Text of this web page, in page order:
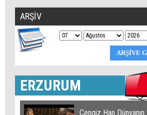
ARŞİV
ERZURUM
Cengiz Han Dünyanın